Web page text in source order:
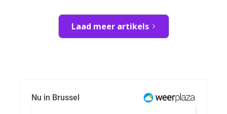
Laad meer artikels